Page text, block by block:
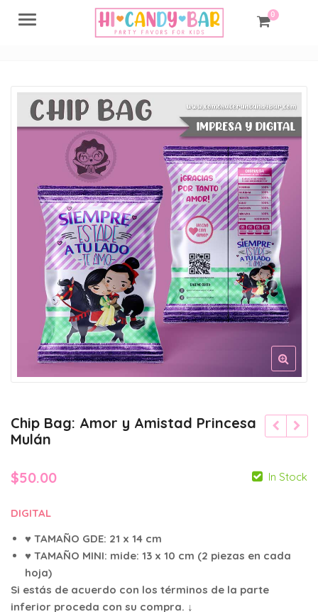
Menu 0
Chip Bag: Amor y Amistad Princesa
Mulán
$50.00 In Stock
DIGITAL
♥ TAMAÑO GDE: 21 x 14 cm
♥ TAMAÑO MINI: mide: 13 x 10 cm (2 piezas en cada
hoja)
Si estás de acuerdo con los términos de la parte
inferior proceda con su compra. ↓